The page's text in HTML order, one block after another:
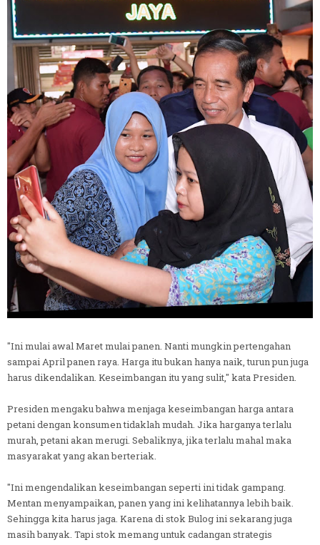
"Ini mulai awal Maret mulai panen. Nanti mungkin pertengahan
sampai April panen raya. Harga itu bukan hanya naik, turun pun juga
harus dikendalikan. Keseimbangan itu yang sulit," kata Presiden.
Presiden mengaku bahwa menjaga keseimbangan harga antara
petani dengan konsumen tidaklah mudah. Jika harganya terlalu
murah, petani akan merugi. Sebaliknya, jika terlalu mahal maka
masyarakat yang akan berteriak.
"Ini mengendalikan keseimbangan seperti ini tidak gampang.
Mentan menyampaikan, panen yang ini kelihatannya lebih baik.
Sehingga kita harus jaga. Karena di stok Bulog ini sekarang juga
masih banyak. Tapi stok memang untuk cadangan strategis